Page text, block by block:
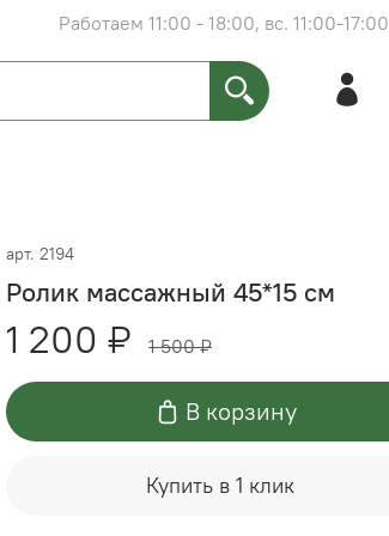
Работаем 11:00 - 18:00, вс. 11:00-17:00
арт. 2194
Ролик массажный 45*15 см
1 200 ₽ 1 500 ₽
В корзину
Купить в 1 клик